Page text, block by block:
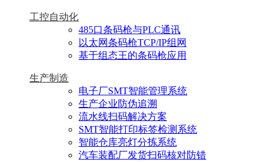
工控自动化
485口条码枪与PLC通讯
以太网条码枪TCP/IP组网
基于组态王的条码枪应用
生产制造
电子厂SMT智能管理系统
生产企业防伪追溯
流水线扫码解决方案
SMT智能打印标签检测系统
智能仓库亮灯分拣系统
汽车装配厂发货扫码核对防错